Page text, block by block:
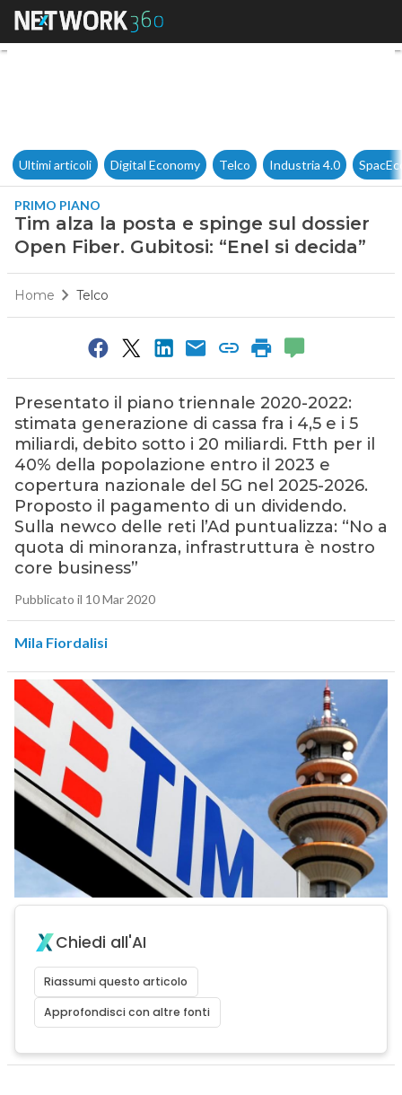
Tim alza la posta e spinge
Ultimi articoli Digital Economy Telco Industria 4.0
PRIMO PIANO
Tim alza la posta e spinge sul dossier
Open Fiber. Gubitosi: “Enel si decida”
Home Telco
Presentato il piano triennale 2020-2022:
stimata generazione di cassa fra i 4,5 e i 5
miliardi, debito sotto i 20 miliardi. Ftth per il
40% della popolazione entro il 2023 e
copertura nazionale del 5G nel 2025-2026.
Proposto il pagamento di un dividendo.
Sulla newco delle reti l’Ad puntualizza: “No a
quota di minoranza, infrastruttura è nostro
core business”
Pubblicato il 10 Mar 2020
Mila Fiordalisi
Chiedi all'AI
Riassumi questo articolo
Approfondisci con altre fonti